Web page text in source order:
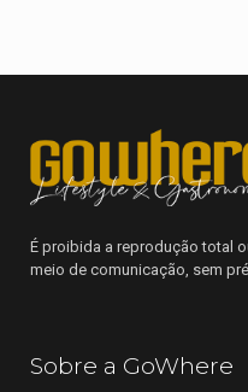
É proibida a reprodução total
meio de comunicação, sem
Sobre a GoWhere